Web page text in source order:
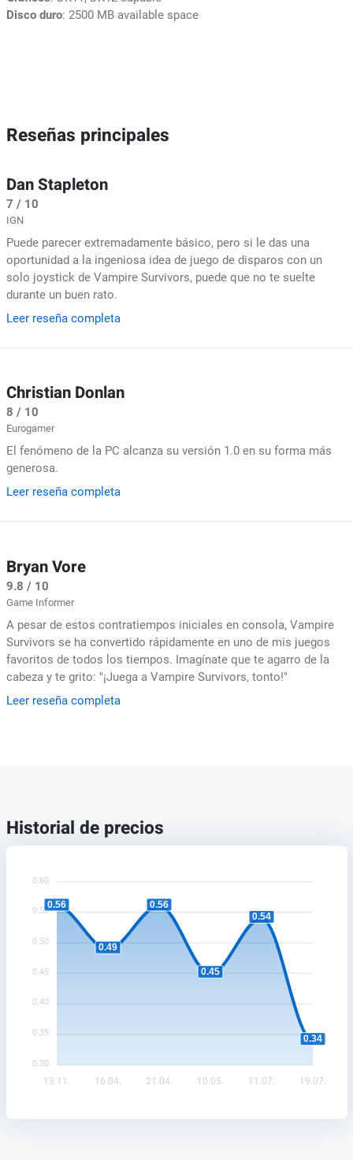
Disco duro: 2500 MB available space
Reseñas principales
Dan Stapleton
7 / 10
IGN
Puede parecer extremadamente básico, pero si le das una
oportunidad a la ingeniosa idea de juego de disparos con un
solo joystick de Vampire Survivors, puede que no te suelte
durante un buen rato.
Leer reseña completa
Christian Donlan
8 / 10
Eurogamer
El fenómeno de la PC alcanza su versión 1.0 en su forma más
generosa.
Leer reseña completa
Bryan Vore
9.8 / 10
Game Informer
A pesar de estos contratiempos iniciales en consola, Vampire
Survivors se ha convertido rápidamente en uno de mis juegos
favoritos de todos los tiempos. Imagínate que te agarro de la
cabeza y te grito: "¡Juega a Vampire Survivors, tonto!"
Leer reseña completa
Historial de precios
0.60
0.55
0.50
0.45
0.40
0.35
0.30
0.56
0.49
0.56
0.45
0.54
0.34
13.11. 16.04. 21.04. 10.05. 11.07. 19.07.